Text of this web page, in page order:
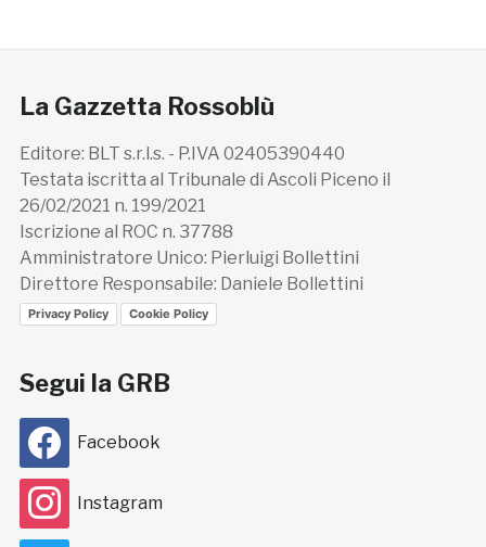
La Gazzetta Rossoblù
Editore: BLT s.r.l.s. - P.IVA 02405390440
Testata iscritta al Tribunale di Ascoli Piceno il
26/02/2021 n. 199/2021
Iscrizione al ROC n. 37788
Amministratore Unico: Pierluigi Bollettini
Direttore Responsabile: Daniele Bollettini
Privacy Policy Cookie Policy
Segui la GRB
Facebook
Instagram